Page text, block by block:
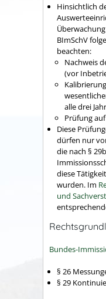
Hinsichtlich
BImSchV
beachten:
Nachweis
(vor
alle drei
Prüfung
Diese
dürfen nur
die nach §
diese
wurden. Im
und
Bundes-
§ 26
§ 29